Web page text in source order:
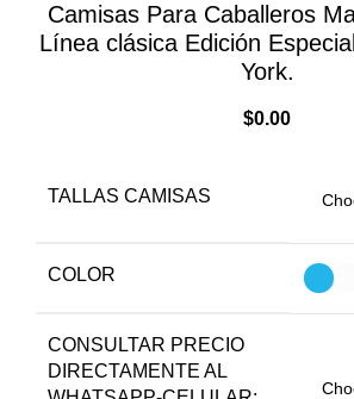
Camisas Para Caballeros
Línea clásica Edición
York.
$0.00
TALLAS CAMISAS
COLOR
CONSULTAR PRECIO
DIRECTAMENTE AL